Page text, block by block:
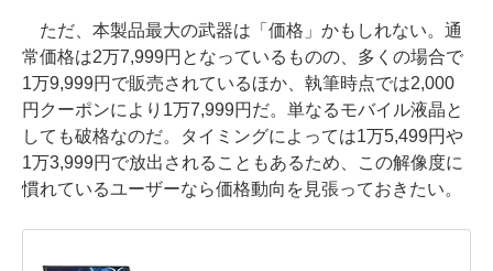
ただ、本製品最大の武器は「価格」かもしれない。通
常価格は2万7,999円となっているものの、多くの場合で
1万9,999円で販売されているほか、執筆時点では2,000
円クーポンにより1万7,999円だ。単なるモバイル液晶と
しても破格なのだ。タイミングによっては1万5,499円や
1万3,999円で放出されることもあるため、この解像度に
慣れているユーザーなら価格動向を見張っておきたい。